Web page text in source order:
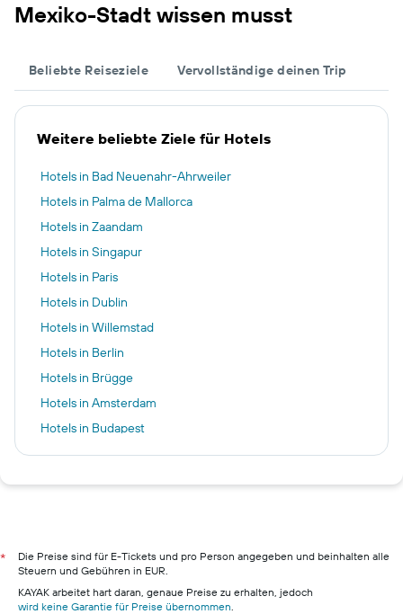
Mexiko-Stadt wissen musst
Beliebte Reiseziele Vervollständige deinen Trip
Weitere beliebte Ziele für Hotels
Hotels in Bad Neuenahr-Ahrweiler
Hotels in Palma de Mallorca
Hotels in Zaandam
Hotels in Singapur
Hotels in Paris
Hotels in Dublin
Hotels in Willemstad
Hotels in Berlin
Hotels in Brügge
Hotels in Amsterdam
Hotels in Budapest
Hotels in Hamburg
Hotels in Warnemünde
Hotels in Neustadt in Holstein
Hotels in München
*
Die Preise sind für E-Tickets und pro Person angegeben und beinhalten alle
Steuern und Gebühren in EUR.
KAYAK arbeitet hart daran, genaue Preise zu erhalten, jedoch
wird keine Garantie für Preise übernommen.